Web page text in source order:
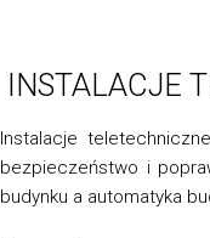
INSTALACJE
Instalacje
bezpieczeństwo i
budynku a automatyka